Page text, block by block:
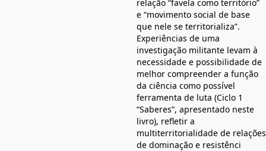
relação “favela como território”
e “movimento social de base
que nele se territorializa”.
Experiências de uma
investigação militante levam à
necessidade e possibilidade de
melhor compreender a função
da ciência como possível
ferramenta de luta (Ciclo 1
“Saberes”, apresentado neste
livro), refletir a
multiterritorialidade de relações
de dominação e resistênci